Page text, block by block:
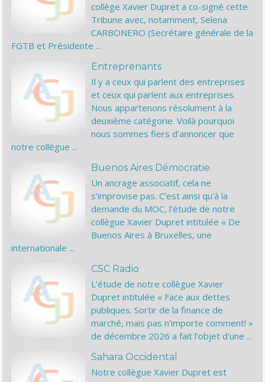
collège Xavier Dupret a co-signé cette
Tribune avec, notamment, Selena
CARBONERO (Secrétaire générale de la
FGTB et Présidente ...
Entreprenants
Il y a ceux qui parlent des entreprises
et ceux qui parlent aux entreprises.
Nous appartenons résolument à la
deuxième catégorie. Voilà pourquoi
nous sommes fiers d’annoncer que
notre collègue ...
Buenos Aires Démocratie.
Un ancrage associatif, cela ne
s’improvise pas. C’est ainsi qu’à la
demande du MOC, l’étude de notre
collègue Xavier Dupret intitulée « De
Buenos Aires à Bruxelles, une
internationale ...
CSC Radio
L’étude de notre collègue Xavier
Dupret intitulée « Face aux dettes
publiques. Sortir de la finance de
marché, mais pas n’importe comment! »
de décembre 2026 a fait l’objet d’une ...
Sahara Occidental
Notre collègue Xavier Dupret est